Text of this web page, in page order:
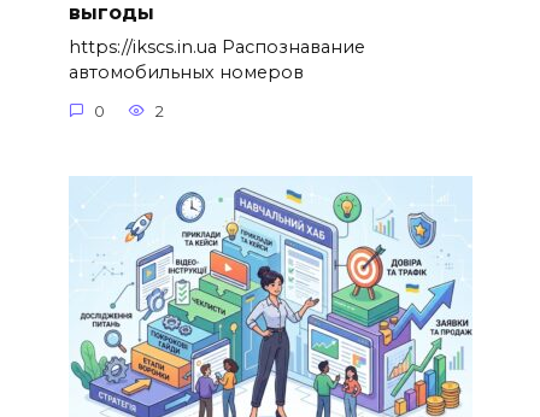
выгоды
https://ikscs.in.ua Распознавание
автомобильных номеров
0 2